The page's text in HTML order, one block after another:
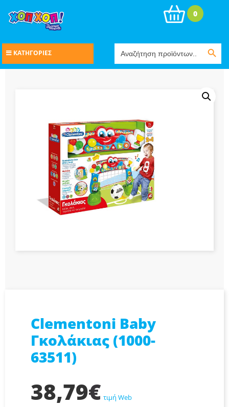
for:
Search Button
0
ΚΑΤΗΓΟΡΙΕΣ
Clementoni Baby
Γκολάκιας (1000-
63511)
38,79€ τιμή Web